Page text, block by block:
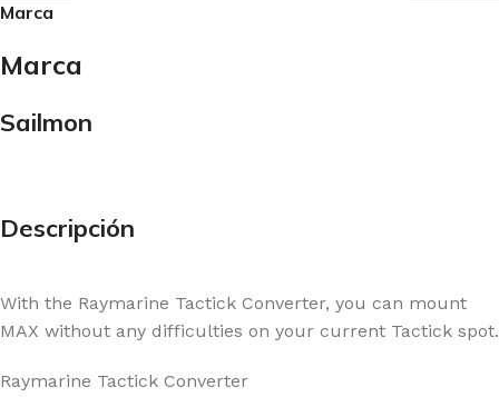
Marca
Marca
Sailmon
Descripción
With the Raymarine Tactick Converter, you can mount
MAX without any difficulties on your current Tactick spot.
Raymarine Tactick Converter